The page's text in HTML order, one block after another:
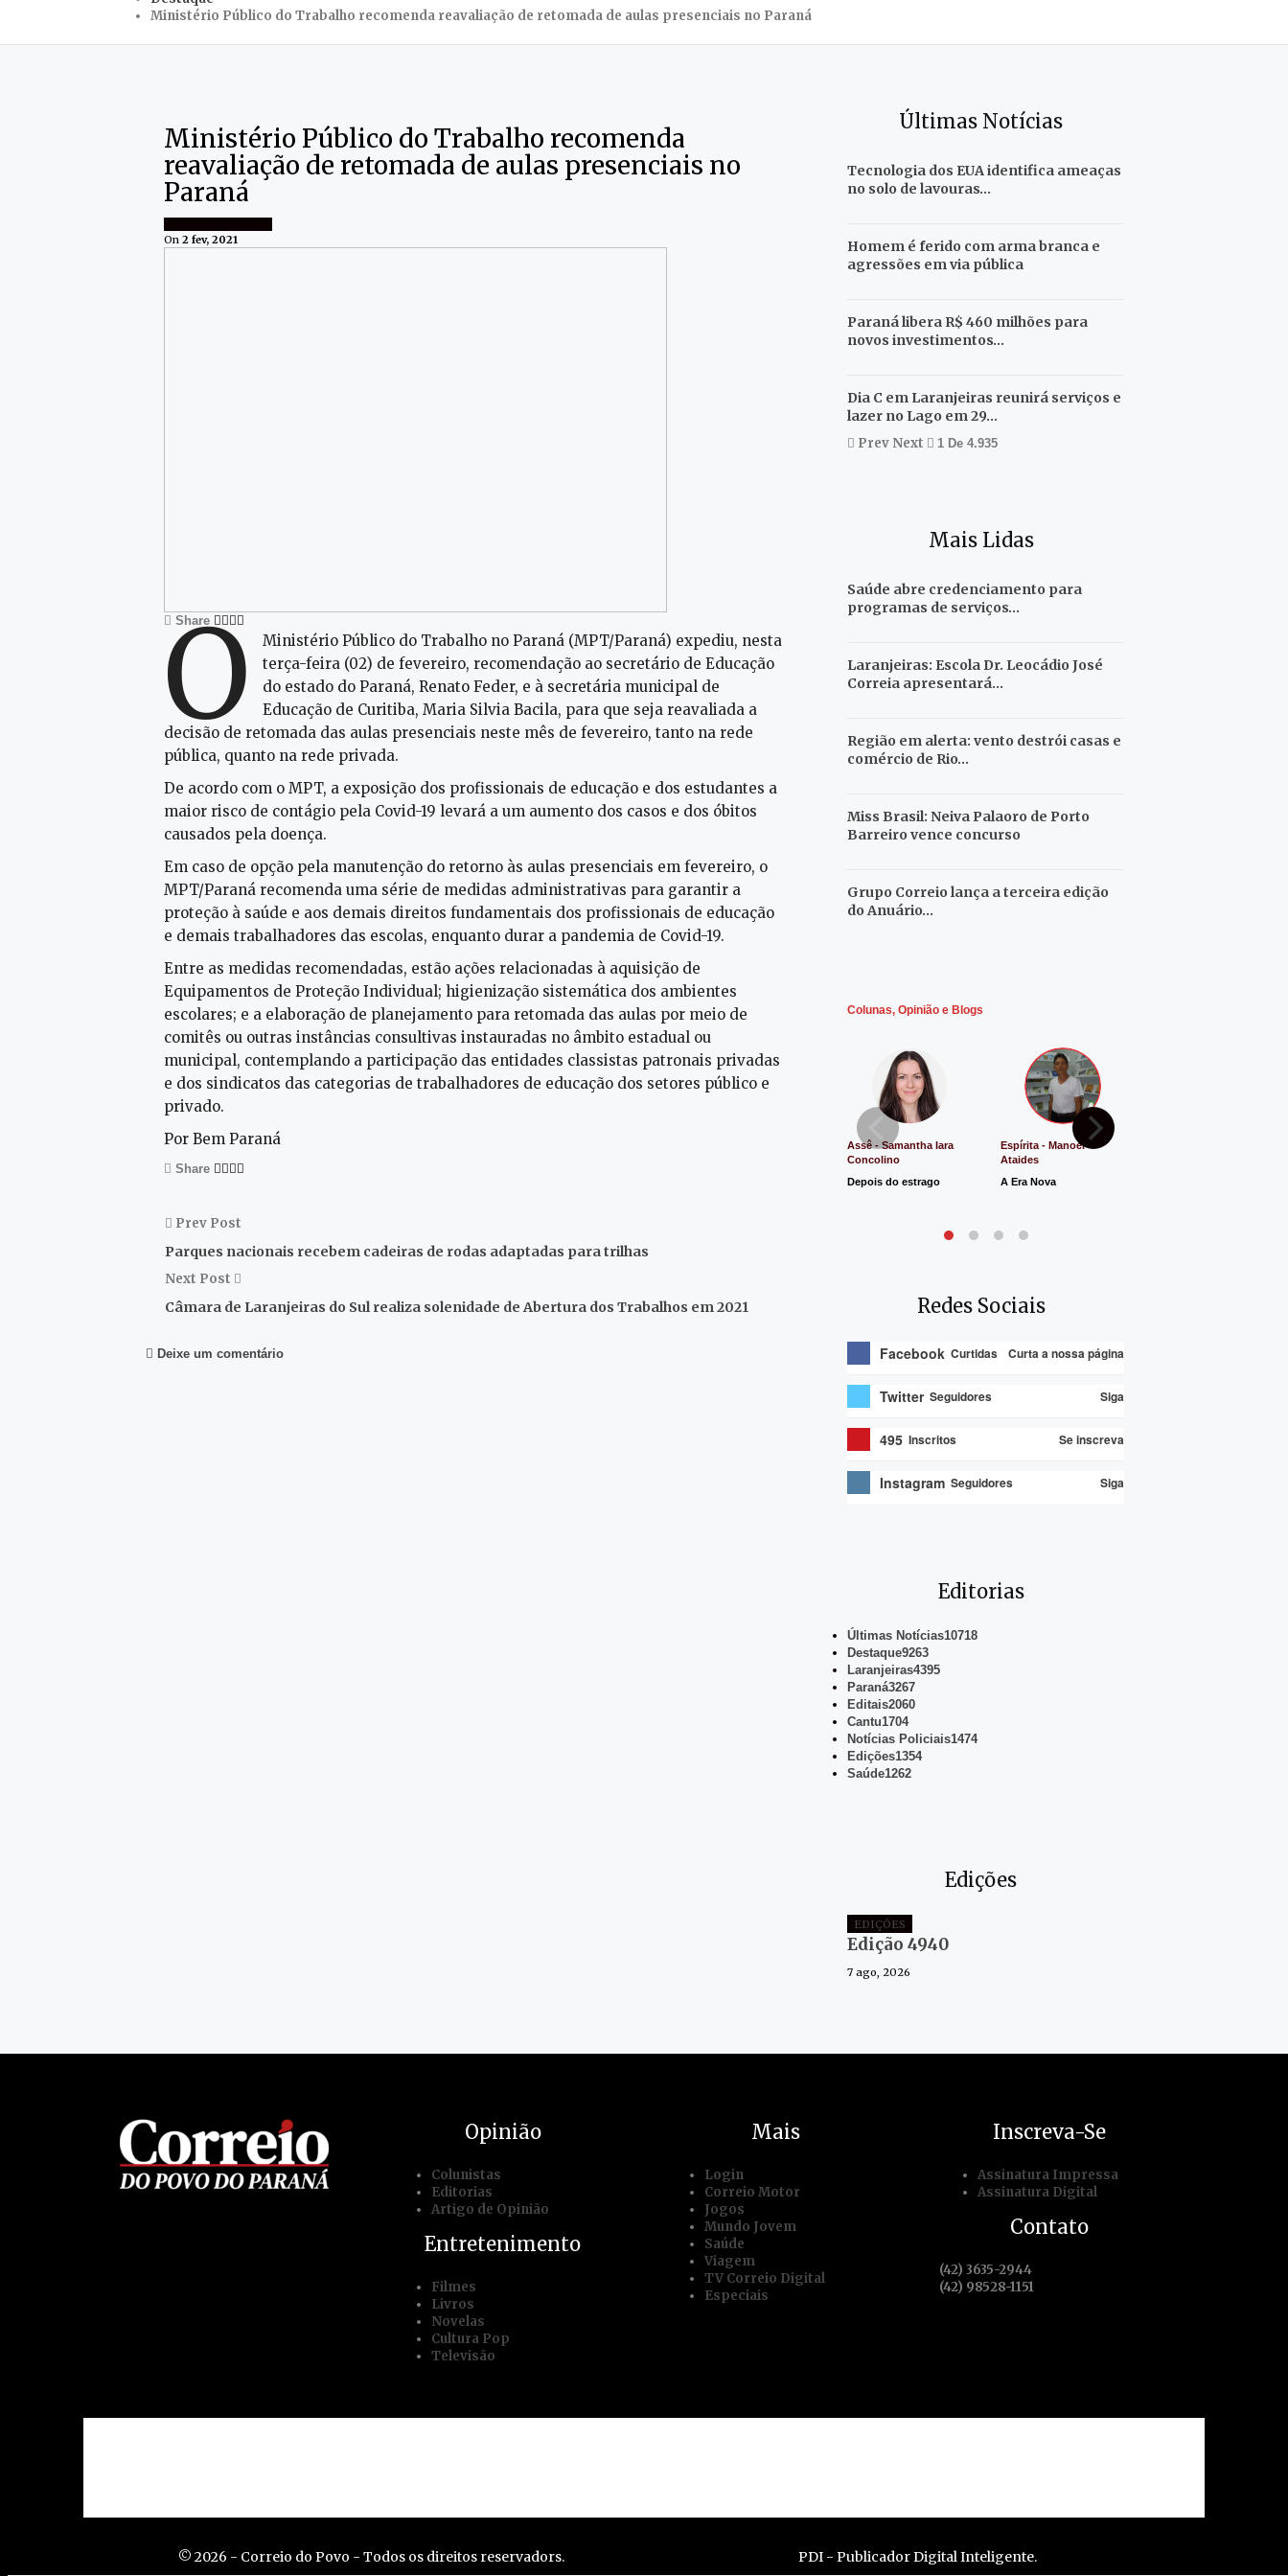
Ministério Público do Trabalho recomenda reavaliação de retomada de aulas presenciais no Paraná
Ministério Público do Trabalho recomenda
reavaliação de retomada de aulas presenciais no
Paraná
On 2 fev, 2021
Share
O
Ministério Público do Trabalho no Paraná (MPT/Paraná) expediu, nesta
terça-feira (02) de fevereiro, recomendação ao secretário de Educação
do estado do Paraná, Renato Feder, e à secretária municipal de
Educação de Curitiba, Maria Silvia Bacila, para que seja reavaliada a
decisão de retomada das aulas presenciais neste mês de fevereiro, tanto na rede
pública, quanto na rede privada.
De acordo com o MPT, a exposição dos profissionais de educação e dos estudantes a
maior risco de contágio pela Covid-19 levará a um aumento dos casos e dos óbitos
causados pela doença.
Em caso de opção pela manutenção do retorno às aulas presenciais em fevereiro, o
MPT/Paraná recomenda uma série de medidas administrativas para garantir a
proteção à saúde e aos demais direitos fundamentais dos profissionais de educação
e demais trabalhadores das escolas, enquanto durar a pandemia de Covid-19.
Entre as medidas recomendadas, estão ações relacionadas à aquisição de
Equipamentos de Proteção Individual; higienização sistemática dos ambientes
escolares; e a elaboração de planejamento para retomada das aulas por meio de
comitês ou outras instâncias consultivas instauradas no âmbito estadual ou
municipal, contemplando a participação das entidades classistas patronais privadas
e dos sindicatos das categorias de trabalhadores de educação dos setores público e
privado.
Por Bem Paraná
Share
Prev Post
Parques nacionais recebem cadeiras de rodas adaptadas para trilhas
Next Post
Câmara de Laranjeiras do Sul realiza solenidade de Abertura dos Trabalhos em 2021
Deixe um comentário
Últimas Notícias
Tecnologia dos EUA identifica ameaças
no solo de lavouras…
Homem é ferido com arma branca e
agressões em via pública
Paraná libera R$ 460 milhões para
novos investimentos…
Dia C em Laranjeiras reunirá serviços e
lazer no Lago em 29…
Prev Next 1 De 4.935
Mais Lidas
Saúde abre credenciamento para
programas de serviços…
Laranjeiras: Escola Dr. Leocádio José
Correia apresentará…
Região em alerta: vento destrói casas e
comércio de Rio…
Miss Brasil: Neiva Palaoro de Porto
Barreiro vence concurso
Grupo Correio lança a terceira edição
do Anuário…
Colunas, Opinião e Blogs
Assê - Samantha Iara
Concolino
Depois do estrago
Espírita - Manoel
Ataides
A Era Nova
Redes Sociais
Facebook Curtidas Curta a nossa página
Twitter Seguidores Siga
495 Inscritos Se inscreva
Instagram Seguidores Siga
Editorias
Últimas Notícias10718
Destaque9263
Laranjeiras4395
Paraná3267
Editais2060
Cantu1704
Notícias Policiais1474
Edições1354
Saúde1262
Edições
EDIÇÕES
Edição 4940
7 ago, 2026
Opinião
Colunistas
Editorias
Artigo de Opinião
Entretenimento
Filmes
Livros
Novelas
Cultura Pop
Televisão
Mais
Login
Correio Motor
Jogos
Mundo Jovem
Saúde
Viagem
TV Correio Digital
Especiais
Inscreva-Se
Assinatura Impressa
Assinatura Digital
Contato
(42) 3635-2944
(42) 98528-1151
© 2026 - Correio do Povo - Todos os direitos reservadors. PDI - Publicador Digital Inteligente.